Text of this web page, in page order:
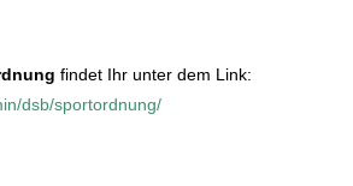
findet Ihr unter dem Link:
dsb/sportordnung/